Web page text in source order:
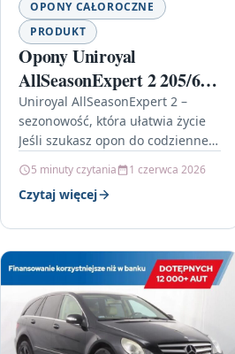
OPONY CAŁOROCZNE
PRODUKT
Opony Uniroyal
AllSeasonExpert 2 205/60
R16 96H XL
Uniroyal AllSeasonExpert 2 –
sezonowość, która ułatwia życie
Jeśli szukasz opon do codziennej
ciągłego „przestawiania” auta na
inny sezon, dobrym…
5 minuty czytania 1 czerwca 2026
Czytaj więcej